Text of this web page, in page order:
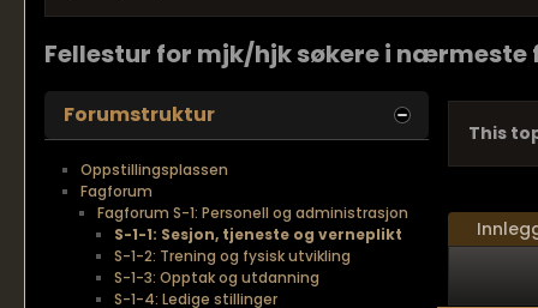
Fellestur for mjk/hjk søkere i
This
Forumstruktur
Oppstillingsplassen
Fagforum
Fagforum S-1: Personell og administrasjon
S-1-1: Sesjon, tjeneste og verneplikt
S-1-2: Trening og fysisk utvikling
S-1-3: Opptak og utdanning
S-1-4: Ledige stillinger